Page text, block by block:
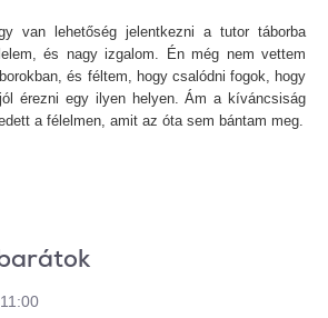
van lehetőség jelentkezni a tutor táborba
és nagy izgalom. Én még nem vettem
és féltem, hogy csalódni fogok, hogy
érezni egy ilyen helyen. Ám a kíváncsiság
a félelmen, amit az óta sem bántam meg.